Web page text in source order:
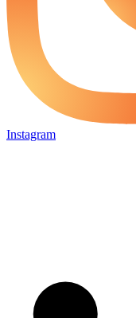
Instagram